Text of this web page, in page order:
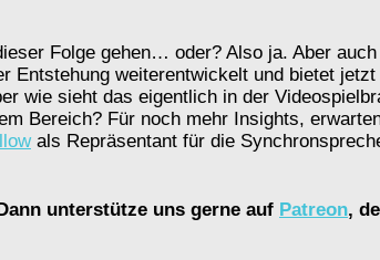
Folge gehen… oder? Also ja. Aber
weiterentwickelt und bietet
wie sieht das eigentlich in der
Bereich? Für noch mehr Insights,
als Repräsentant für die
unterstütze uns gerne auf Patreon,